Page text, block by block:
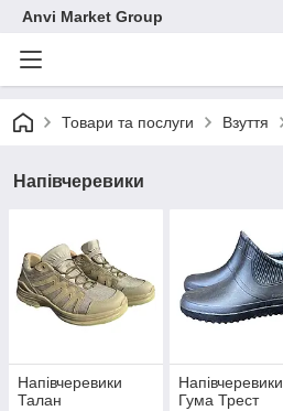
Anvi Market Group
Товари та послуги Взуття
Напівчеревики
Напівчеревики
Талан
Напівчеревики
Гума Трест